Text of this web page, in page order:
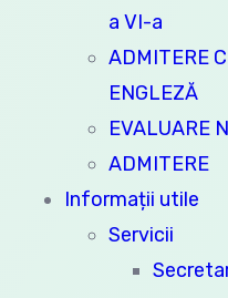
a VI-a
ADMITERE
ENGLEZĂ
EVALUARE
ADMITERE
Informații utile
Servicii